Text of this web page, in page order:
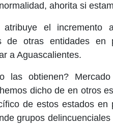
ahorita si
atribuye el
de otras entidades
a Aguascalientes.
las obtienen?
dicho de en otros
de estos estados
grupos